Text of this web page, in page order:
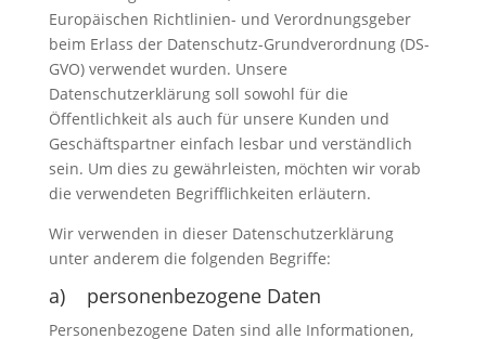
Europäischen Richtlinien- und Verordnungsgeber
beim Erlass der Datenschutz-Grundverordnung (DS-
GVO) verwendet wurden. Unsere
Datenschutzerklärung soll sowohl für die
Öffentlichkeit als auch für unsere Kunden und
Geschäftspartner einfach lesbar und verständlich
sein. Um dies zu gewährleisten, möchten wir vorab
die verwendeten Begrifflichkeiten erläutern.
Wir verwenden in dieser Datenschutzerklärung
unter anderem die folgenden Begriffe:
a) personenbezogene Daten
Personenbezogene Daten sind alle Informationen,